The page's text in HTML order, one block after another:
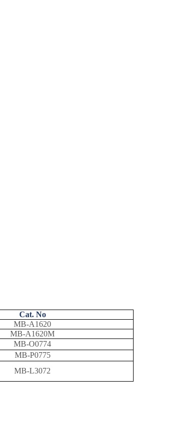
Cat. No
MB-A1620
MB-A1620M
MB-O0774
MB-P0775
MB-L3072